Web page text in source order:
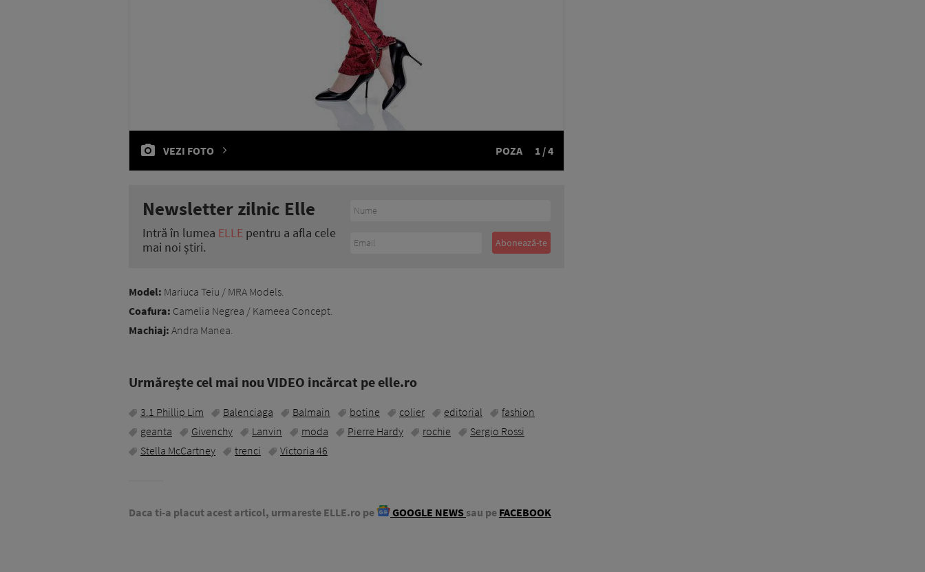
VEZI FOTO POZA 1 / 4
Newsletter zilnic Elle
Intră în lumea ELLE pentru a afla cele
mai noi știri.
Model: Mariuca Teiu / MRA Models.
Coafura: Camelia Negrea / Kameea Concept.
Machiaj: Andra Manea.
Urmăreşte cel mai nou VIDEO incărcat pe elle.ro
3.1 Phillip Lim Balenciaga Balmain botine colier editorial
fashion
geanta
Givenchy Lanvin moda Pierre Hardy rochie
Sergio Rossi
Stella McCartney
trenci Victoria 46
Daca ti-a placut acest articol, urmareste ELLE.ro pe GOOGLE NEWS sau pe FACEBOOK